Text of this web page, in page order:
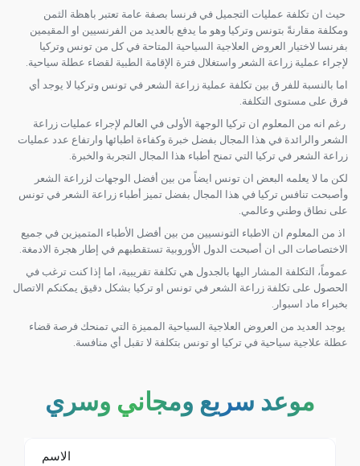
حيث ان تكلفة عمليات التجميل في فرنسا بصفة عامة تعتبر باهظة الثمن
ومكلفة مقارنةً بتونس وتركيا وهو ما يدفع بالعديد من الفرنسيين او المقيمين
بفرنسا لاختيار العروض العلاجية السياحية المتاحة في كل من تونس وتركيا
لإجراء عملية زراعة الشعر واستغلال فترة الإقامة الطبية لقضاء عطلة سياحية.
اما بالنسبة للفر ق بين تكلفة عملية زراعة الشعر في تونس وتركيا لا يوجد أي
فرق على مستوى التكلفة.
رغم انه من المعلوم ان تركيا الوجهة الأولى في العالم لإجراء عمليات زراعة
الشعر والرائدة في هذا المجال بفضل خبرة وكفاءة اطبائها وارتفاع عدد عمليات
زراعة الشعر في تركيا التي تمنح أطباء هذا المجال التجربة والخبرة.
لكن ما لا يعلمه البعض ان تونس ايضاً من بين أفضل الوجهات لزراعة الشعر
وأصبحت تنافس تركيا في هذا المجال بفضل تميز أطباء زراعة الشعر في تونس
على نطاق وطني وعالمي.
اذ من المعلوم ان الاطباء التونسيين من بين أفضل الأطباء المتميزين في جميع
الاختصاصات الى ان أصبحت الدول الأوروبية تستقطبهم في إطار هجرة الادمغة.
عموماً، التكلفة المشار اليها بالجدول هي تكلفة تقريبية، اما إذا كنت ترغب في
الحصول على تكلفة زراعة الشعر في تونس او تركيا بشكل دقيق يمكنكم الاتصال
بخبراء ماد اسبوار.
يوجد العديد من العروض العلاجية السياحية المميزة التي تمنحك فرصة قضاء
عطلة علاجية سياحية في تركيا او تونس بتكلفة لا تقبل أي منافسة.
موعد سريع ومجاني وسري